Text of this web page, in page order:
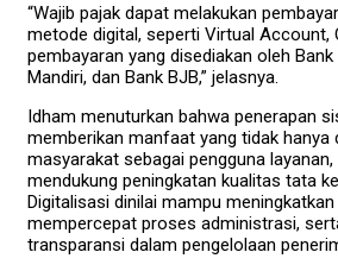
“Wajib pajak dapat melakukan
metode digital, seperti Virtual Account,
pembayaran yang disediakan oleh
Mandiri, dan Bank BJB,” jelasnya.
Idham menuturkan bahwa penerapan
memberikan manfaat yang tidak hanya
masyarakat sebagai pengguna
mendukung peningkatan kualitas tata
Digitalisasi dinilai mampu
mempercepat proses administrasi,
transparansi dalam pengelolaan